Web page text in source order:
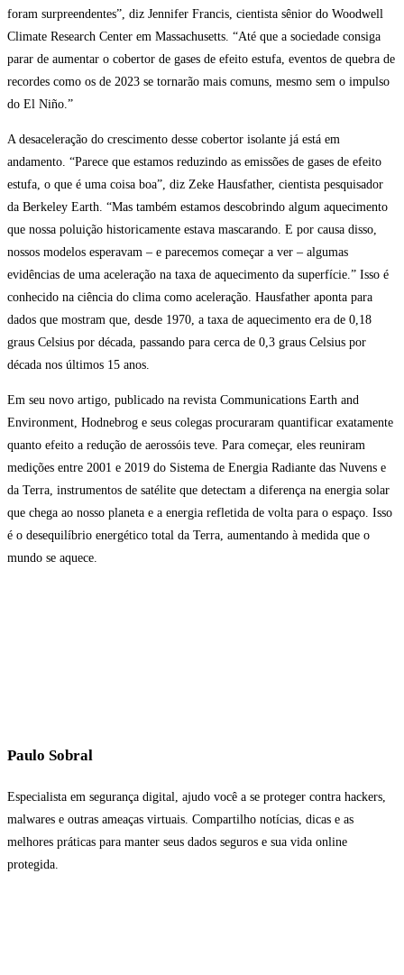
foram surpreendentes”, diz Jennifer Francis, cientista sênior do Woodwell
Climate Research Center em Massachusetts. “Até que a sociedade consiga
parar de aumentar o cobertor de gases de efeito estufa, eventos de quebra de
recordes como os de 2023 se tornarão mais comuns, mesmo sem o impulso
do El Niño.”
A desaceleração do crescimento desse cobertor isolante já está em
andamento. “Parece que estamos reduzindo as emissões de gases de efeito
estufa, o que é uma coisa boa”, diz Zeke Hausfather, cientista pesquisador
da Berkeley Earth. “Mas também estamos descobrindo algum aquecimento
que nossa poluição historicamente estava mascarando. E por causa disso,
nossos modelos esperavam – e parecemos começar a ver – algumas
evidências de uma aceleração na taxa de aquecimento da superfície.” Isso é
conhecido na ciência do clima como aceleração. Hausfather aponta para
dados que mostram que, desde 1970, a taxa de aquecimento era de 0,18
graus Celsius por década, passando para cerca de 0,3 graus Celsius por
década nos últimos 15 anos.
Em seu novo artigo, publicado na revista Communications Earth and
Environment, Hodnebrog e seus colegas procuraram quantificar exatamente
quanto efeito a redução de aerossóis teve. Para começar, eles reuniram
medições entre 2001 e 2019 do Sistema de Energia Radiante das Nuvens e
da Terra, instrumentos de satélite que detectam a diferença na energia solar
que chega ao nosso planeta e a energia refletida de volta para o espaço. Isso
é o desequilíbrio energético total da Terra, aumentando à medida que o
mundo se aquece.
Paulo Sobral
Especialista em segurança digital, ajudo você a se proteger contra hackers,
malwares e outras ameaças virtuais. Compartilho notícias, dicas e as
melhores práticas para manter seus dados seguros e sua vida online
protegida.